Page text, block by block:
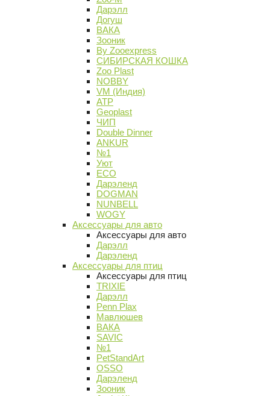
Дарэлл
Догуш
ВАКА
Зооник
By Zooexpress
СИБИРСКАЯ КОШКА
Zoo Plast
NOBBY
VM (Индия)
АТР
Geoplast
ЧИП
Double Dinner
ANKUR
№1
Уют
ECO
Дарэленд
DOGMAN
NUNBELL
WOGY
Аксессуары для авто
Аксессуары для авто
Дарэлл
Дарэленд
Аксессуары для птиц
Аксессуары для птиц
TRIXIE
Дарэлл
Penn Plax
Мавлюшев
ВАКА
SAVIC
№1
PetStandArt
OSSO
Дарэленд
Зооник